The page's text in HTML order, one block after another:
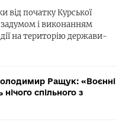
від початку Курської
задумом і виконанням
на територію держави-
Ращук: «Воєнні
спільного з